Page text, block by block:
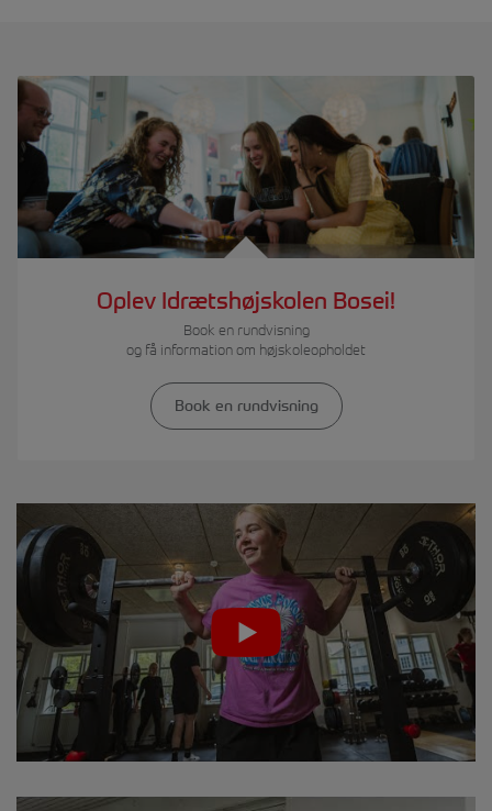
Oplev Idrætshøjskolen Bosei!
Book en rundvisning
og få information om højskoleopholdet
Book en rundvisning